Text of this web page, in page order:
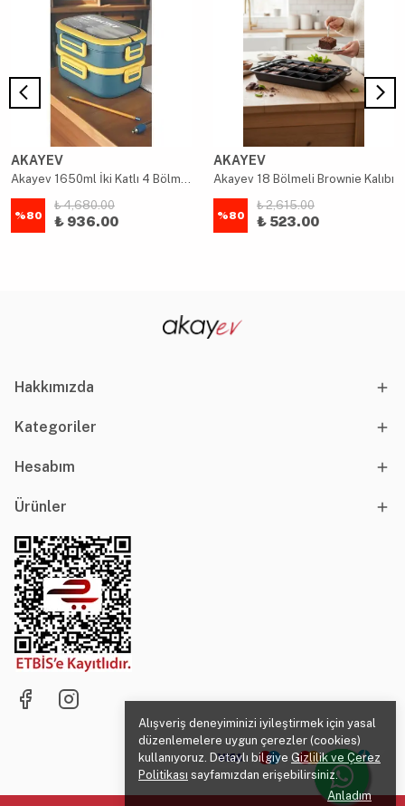
Alışveriş deneyiminizi iyileştirmek için yasal
düzenlemelere uygun çerezler (cookies)
kullanıyoruz. Detaylı bilgiye Gizlilik ve Çerez
Politikası sayfamızdan erişebilirsiniz.
Anladım
AKAYEV
Akayev 1650ml İki Katlı 4 Bölmeli Çelik Yemek Kabı Mavi
%80
₺ 4,680.00
₺ 936.00
AKAYEV
Akayev 18 Bölmeli Brownie Kalıbı
%80
₺ 2,615.00
₺ 523.00
Hakkımızda
Kategoriler
Hesabım
Ürünler